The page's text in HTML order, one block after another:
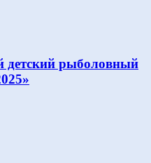
детский рыболовный